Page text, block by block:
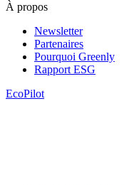
À propos
Newsletter
Partenaires
Pourquoi Greenly
Rapport ESG
EcoPilot